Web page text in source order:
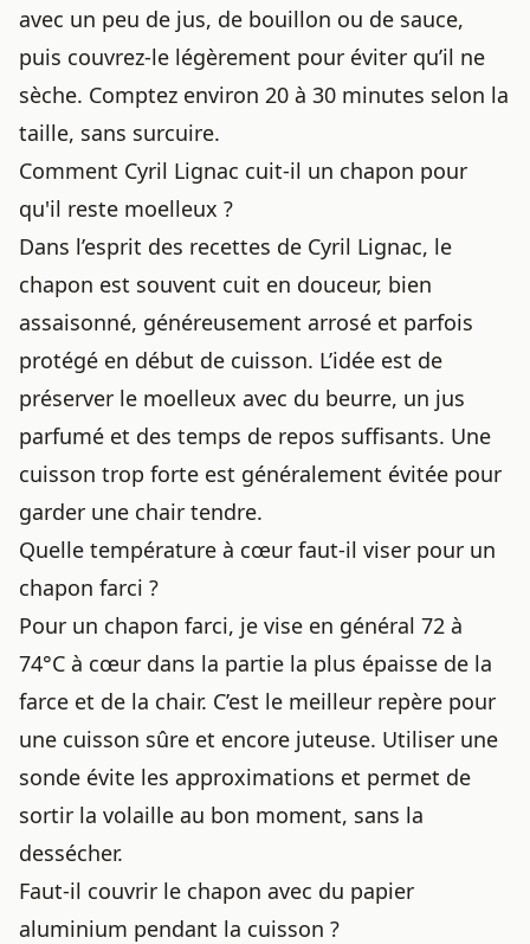
avec un peu de jus, de bouillon ou de sauce,
puis couvrez-le légèrement pour éviter qu’il ne
sèche. Comptez environ 20 à 30 minutes selon la
taille, sans surcuire.
Comment Cyril Lignac cuit-il un chapon pour
qu'il reste moelleux ?
Dans l’esprit des recettes de Cyril Lignac, le
chapon est souvent cuit en douceur, bien
assaisonné, généreusement arrosé et parfois
protégé en début de cuisson. L’idée est de
préserver le moelleux avec du beurre, un jus
parfumé et des temps de repos suffisants. Une
cuisson trop forte est généralement évitée pour
garder une chair tendre.
Quelle température à cœur faut-il viser pour un
chapon farci ?
Pour un chapon farci, je vise en général 72 à
74°C à cœur dans la partie la plus épaisse de la
farce et de la chair. C’est le meilleur repère pour
une cuisson sûre et encore juteuse. Utiliser une
sonde évite les approximations et permet de
sortir la volaille au bon moment, sans la
dessécher.
Faut-il couvrir le chapon avec du papier
aluminium pendant la cuisson ?